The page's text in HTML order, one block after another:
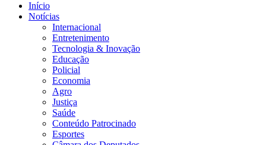
Início
Notícias
Internacional
Entretenimento
Tecnologia & Inovação
Educação
Policial
Economia
Agro
Justiça
Saúde
Conteúdo Patrocinado
Esportes